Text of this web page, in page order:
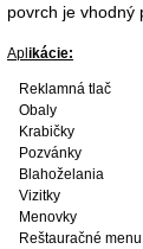
povrch je vhodný
Apl ikácie:
Reklamná tlač
Obaly
Krabičky
Pozvánky
Blahoželania
Vizitky
Menovky
Reštauračné menu